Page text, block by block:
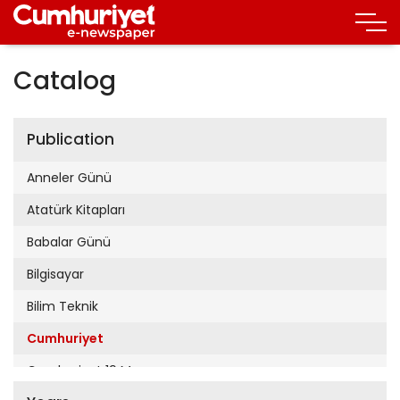
Catalog
Publication
Anneler Günü
Atatürk Kitapları
Babalar Günü
Bilgisayar
Bilim Teknik
Cumhuriyet
Cumhuriyet 19 Mayıs